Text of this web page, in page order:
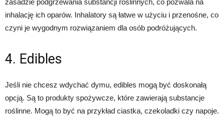
zasadzie podgrzewania substancji roślinnych, co pozwala na
inhalację ich oparów. Inhalatory są łatwe w użyciu i przenośne, co
czyni je wygodnym rozwiązaniem dla osób podróżujących.
4. Edibles
Jeśli nie chcesz wdychać dymu, edibles mogą być doskonałą
opcją. Są to produkty spożywcze, które zawierają substancje
roślinne. Mogą to być na przykład ciastka, czekoladki czy napoje.